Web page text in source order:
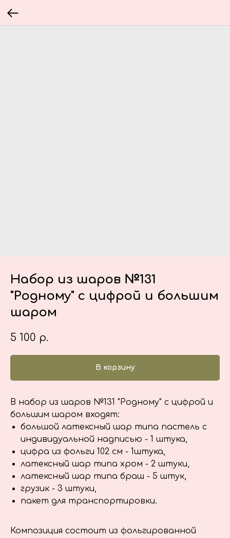
Набор из шаров №131
"Родному" с цифрой и большим
шаром
5 100 р.
В корзину
В набор из шаров №131 "Родному" с цифрой и
большим шаром входят:
большой латексный шар типа пастель с
индивидуальной надписью - 1 штука,
цифра из фольги 102 см - 1штука,
латексный шар типа хром - 2 штуки,
латексный шар типа браш - 5 штук,
грузик - 3 штуки,
пакет для транспортировки.
Композиция состоит из фольгированной